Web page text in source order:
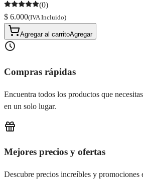
(0)
$ 6.000(IVA Incluido)
Agregar al carritoAgregar
Compras rápidas
Encuentra todos los productos que
en un solo lugar.
Mejores precios y ofertas
Descubre precios increíbles y promociones